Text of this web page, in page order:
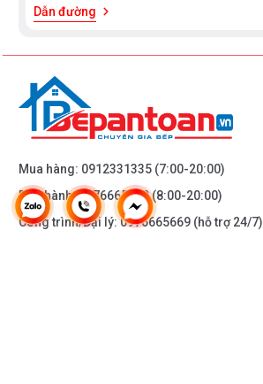
Dẫn đường
Mua hàng: 0912331335 (7:00-20:00)
Bảo hành:0976665669(8:00-20:00)
Công trình/Đại lý:0976665669 (hỗ trợ 24/7)